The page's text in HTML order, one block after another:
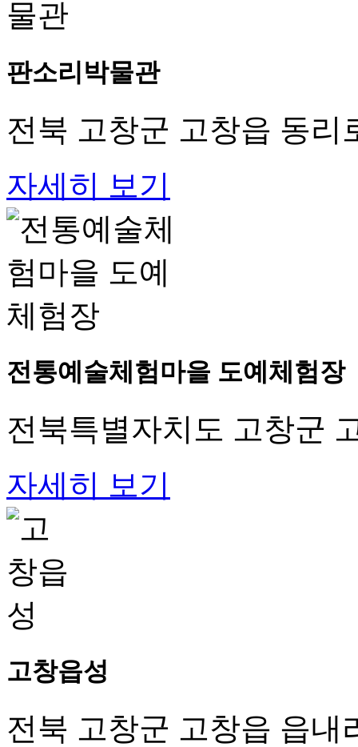
판소리박물관
전북 고창군 고창읍 동리
자세히 보기
전통예술체험마을 도예체험장
전북특별자치도 고창군
자세히 보기
고창읍성
전북 고창군 고창읍 읍내